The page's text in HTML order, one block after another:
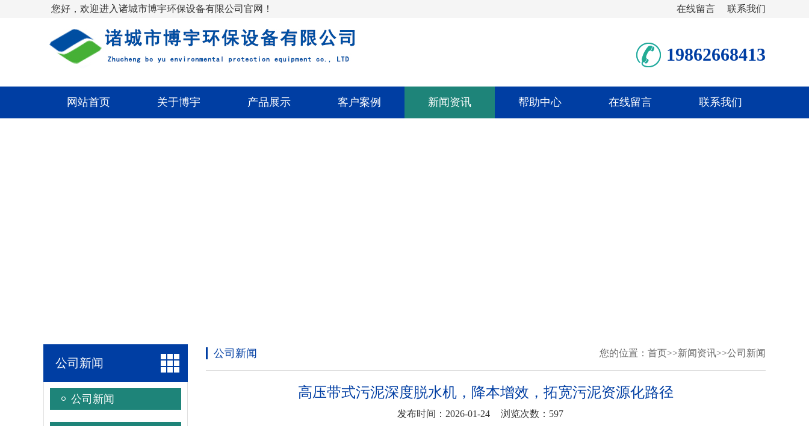
您好，欢迎进入诸城市博宇环保设备有限公司官网！ 在线留言 联系我们
19862668413
网站首页 关于博宇 产品展示 客户案例 新闻资讯 帮助中心 在线留言 联系我们
公司新闻
公司新闻
公司新闻 您的位置： 首页>>新闻资讯>>公司新闻
高压带式污泥深度脱水机，降本增效，拓宽污泥资源化路径
发布时间：2026-01-24 浏览次数： 597